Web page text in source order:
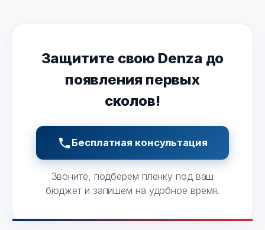
Защитите свою Denza до
появления первых
сколов!
Бесплатная консультация
Звоните, подберем пленку под ваш
бюджет и запишем на удобное время.